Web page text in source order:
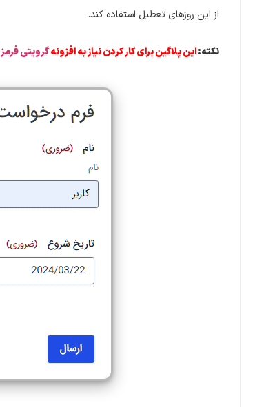
از این روزهای تعطیل استفاده کند.
نکته:این پلاگین برای کار کردن نیاز به افزونهگرویتی فرمز